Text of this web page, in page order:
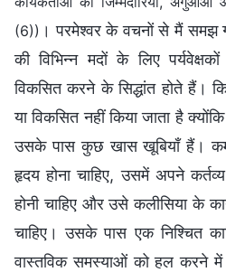
(6)) । परमेश्वर के वचनों से मैं समझ
की विभिन्न मदों के लिए
विकसित करने के सिद्धांत होते हैं।
या विकसित नहीं किया जाता है
उसके पास कुछ खास खूबियाँ हैं।
हृदय होना चाहिए, उसमें अपने
होनी चाहिए और उसे कलीसिया के
चाहिए। उसके पास एक निश्चित
वास्तविक समस्याओं को हल करने में